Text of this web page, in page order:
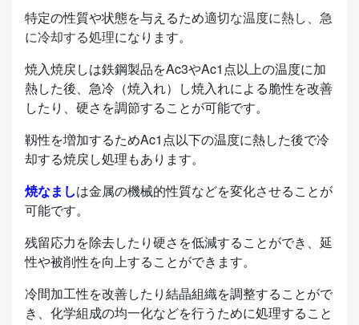
特定の性質や状態を与えるため適切な温度に熱し、急
に冷却する処理になります。
焼入焼戻しは鉄鋼製品をAc3やAc1点以上の温度に加
熱した後、急冷（焼入れ）し焼入れによる脆性を改善
したり、硬さを調節することが可能です。
靱性を増加するためAc1点以下の温度に熱した後で冷
却する焼戻し処理もあります。
焼なましは金属の機械的性質などを変化させることが
可能です。
残留応力を除去したり硬さを低減することができ、延
性や被削性を向上することができます。
冷間加工性を改善したり結晶組織を調整することがで
き、化学組成の均一化などを行うために処理すること